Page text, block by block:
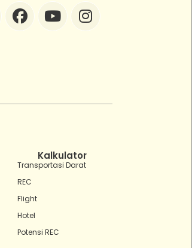
Kalkulator
Transportasi Darat
REC
Flight
Hotel
Potensi REC